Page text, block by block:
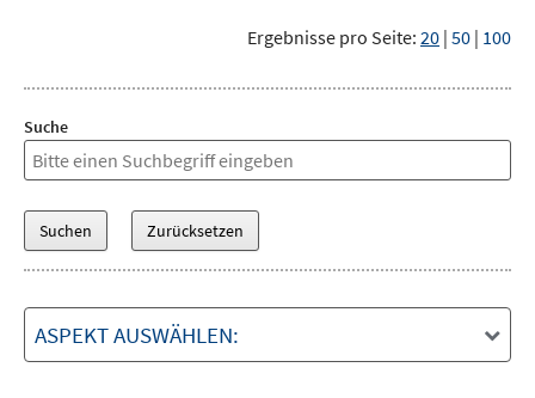
Ergebnisse pro Seite: 20 | 50 | 100
Suche
ASPEKT AUSWÄHLEN: